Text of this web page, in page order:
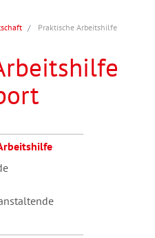
Praktische Arbeitshilfe